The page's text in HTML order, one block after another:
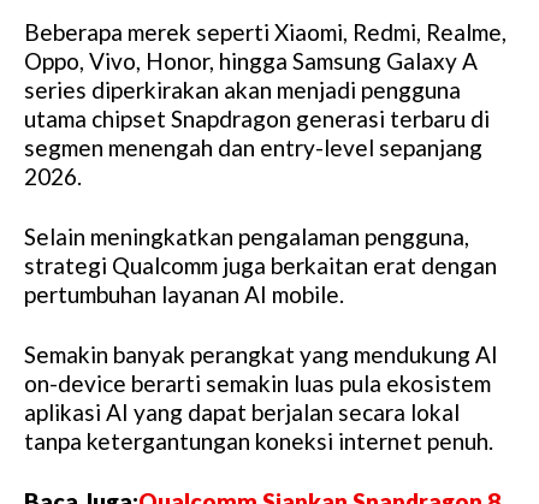
Beberapa merek seperti Xiaomi, Redmi, Realme,
Oppo, Vivo, Honor, hingga Samsung Galaxy A
series diperkirakan akan menjadi pengguna
utama chipset Snapdragon generasi terbaru di
segmen menengah dan entry-level sepanjang
2026.
Selain meningkatkan pengalaman pengguna,
strategi Qualcomm juga berkaitan erat dengan
pertumbuhan layanan AI mobile.
Semakin banyak perangkat yang mendukung AI
on-device berarti semakin luas pula ekosistem
aplikasi AI yang dapat berjalan secara lokal
tanpa ketergantungan koneksi internet penuh.